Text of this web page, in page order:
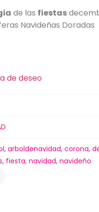
de las fiestas
Navideñas Doradas
de deseo
,arboldenavidad,corona,
, fiesta,navidad,navideño